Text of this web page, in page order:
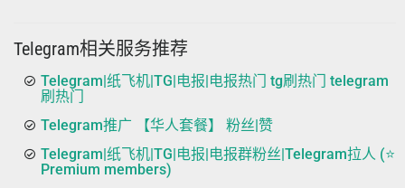
Telegram相关服务推荐
Telegram|纸飞机|TG|电报|电报热门 tg刷热门 telegram
刷热门
Telegram推广 【华人套餐】 粉丝|赞
Telegram|纸飞机|TG|电报|电报群粉丝|Telegram拉人 (⭐
Premium members)